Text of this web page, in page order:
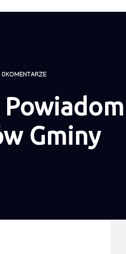
0KOMENTARZE
Gminy